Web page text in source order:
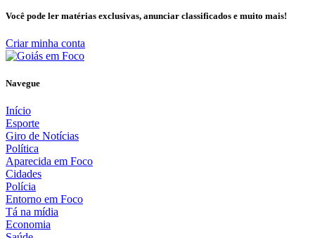
Você pode ler matérias exclusivas, anunciar classificados e muito mais!
Criar minha conta
Navegue
Início
Esporte
Giro de Notícias
Política
Aparecida em Foco
Cidades
Polícia
Entorno em Foco
Tá na mídia
Economia